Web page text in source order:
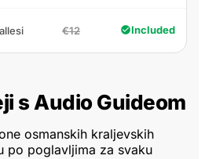
€12 Included
s Audio Guideom
osmanskih kraljevskih
po poglavljima za svaku